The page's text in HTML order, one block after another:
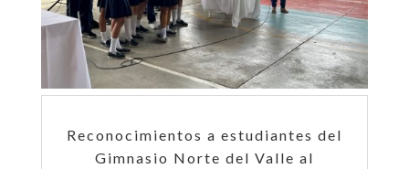
Reconocimientos a estudiantes del
Gimnasio Norte del Valle al